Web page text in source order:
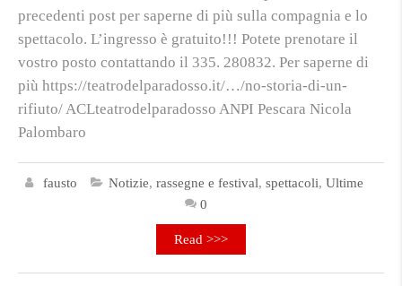
precedenti post per saperne di più sulla compagnia e lo
spettacolo. L’ingresso è gratuito!!! Potete prenotare il
vostro posto contattando il 335. 280832. Per saperne di
più https://teatrodelparadosso.it/…/no-storia-di-un-
rifiuto/ ACLteatrodelparadosso ANPI Pescara Nicola
Palombaro
fausto Notizie, rassegne e festival, spettacoli, Ultime
0
Read >>>